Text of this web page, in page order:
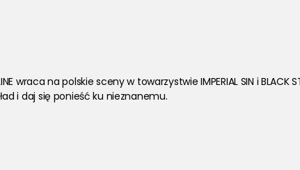
wraca na polskie sceny w towarzystwie IMPERIAL SIN i BLACK
i daj się ponieść ku nieznanemu.